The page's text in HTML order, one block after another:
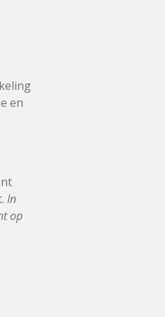
en
In
op